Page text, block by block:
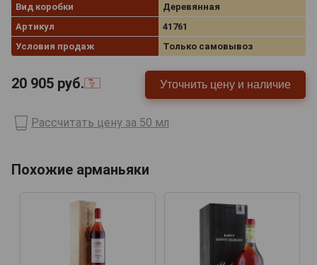
Вид коробки
Деревянная
Артикул
41761
Условия продаж
Только самовывоз
20 905 руб. Уточнить цену и наличие
Рассчитать цену за 50 мл
Похожие арманьяки